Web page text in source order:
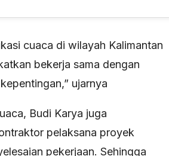
cuaca di wilayah Kalimantan
bekerja sama dengan
ujarnya
Budi Karya juga
pelaksana proyek
pekerjaan. Sehingga